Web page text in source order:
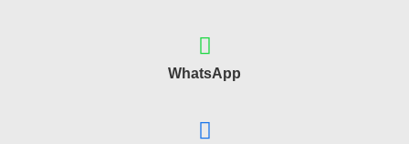
WhatsApp